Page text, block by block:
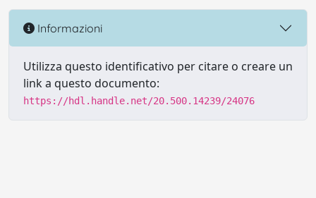
Informazioni
Utilizza questo identificativo per citare o creare un
link a questo documento:
https://hdl.handle.net/20.500.14239/24076